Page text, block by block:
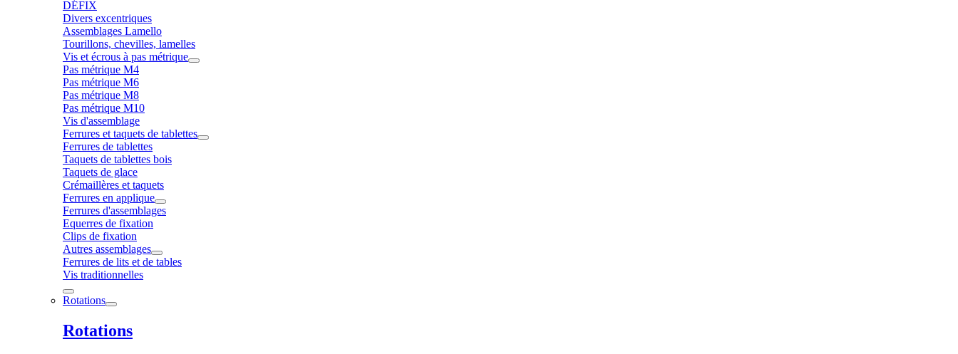
DÉFIX
Divers excentriques
Assemblages Lamello
Tourillons, chevilles, lamelles
Vis et écrous à pas métrique
Pas métrique M4
Pas métrique M6
Pas métrique M8
Pas métrique M10
Vis d'assemblage
Ferrures et taquets de tablettes
Ferrures de tablettes
Taquets de tablettes bois
Taquets de glace
Crémaillères et taquets
Ferrures en applique
Ferrures d'assemblages
Equerres de fixation
Clips de fixation
Autres assemblages
Ferrures de lits et de tables
Vis traditionnelles
Rotations
Rotations